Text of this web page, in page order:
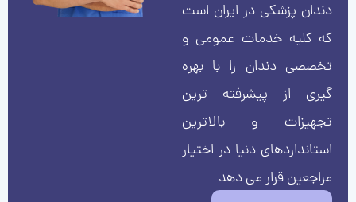
دندان پزشکی در ایران است
که کلیه خدمات عمومی و
تخصصی دندان را با بهره
گیری از پیشرفته ترین
تجهیزات و بالاترین
استانداردهای دنیا در اختیار
مراجعین قرار می دهد.